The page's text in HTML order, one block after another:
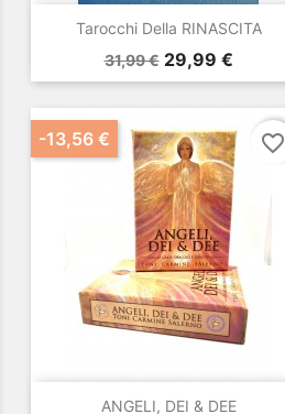
Tarocchi Della RINASCITA
Prezzo
base
31,99 € Prezzo
29,99 €
ANGELI, DEI & DEE
-13,56 € favorite_border